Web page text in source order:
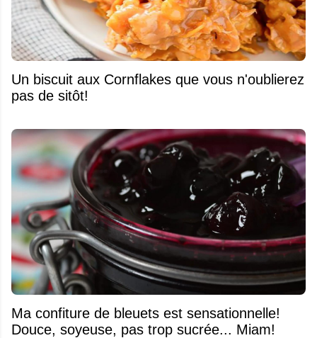
Un biscuit aux Cornflakes que vous n'oublierez
pas de sitôt!
Ma confiture de bleuets est sensationnelle!
Douce, soyeuse, pas trop sucrée... Miam!